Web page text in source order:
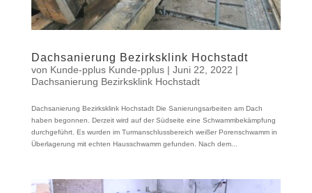
Dachsanierung Bezirksklink Hochstadt
von Kunde-pplus Kunde-pplus| Juni 22, 2022 |
Dachsanierung Bezirksklink Hochstadt
Dachsanierung Bezirksklink Hochstadt Die Sanierungsarbeiten am Dach
haben begonnen. Derzeit wird auf der Südseite eine Schwammbekämpfung
durchgeführt. Es wurden im Turmanschlussbereich weißer Porenschwamm in
Überlagerung mit echten Hausschwamm gefunden. Nach dem...